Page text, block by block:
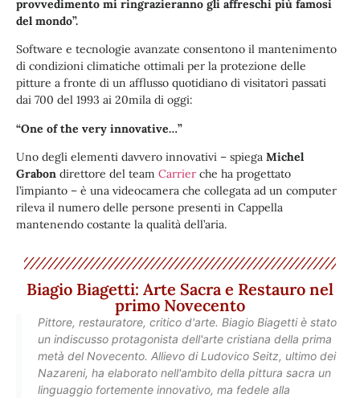
provvedimento mi ringrazieranno gli affreschi più famosi
del mondo”.
Software e tecnologie avanzate consentono il mantenimento
di condizioni climatiche ottimali per la protezione delle
pitture a fronte di un afflusso quotidiano di visitatori passati
dai 700 del 1993 ai 20mila di oggi:
“One of the very innovative…”
Uno degli elementi davvero innovativi – spiega Michel
Grabon direttore del team Carrier che ha progettato
l’impianto – è una videocamera che collegata ad un computer
rileva il numero delle persone presenti in Cappella
mantenendo costante la qualità dell’aria.
Biagio Biagetti: Arte Sacra e Restauro nel
primo Novecento
Pittore, restauratore, critico d'arte. Biagio Biagetti è stato
un indiscusso protagonista dell'arte cristiana della prima
metà del Novecento. Allievo di Ludovico Seitz, ultimo dei
Nazareni, ha elaborato nell'ambito della pittura sacra un
linguaggio fortemente innovativo, ma fedele alla